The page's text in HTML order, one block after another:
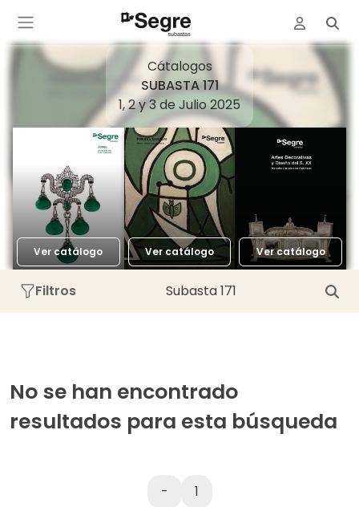
Cátalogos
SUBASTA 171
1, 2 y 3 de Julio 2025
Ver catálogo Ver catálogo Ver catálogo
Filtros Subasta 171
No se han encontrado
resultados para esta búsqueda
- 1